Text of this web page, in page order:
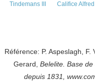
Tindemans III Califice Alfred
Référence: P. Aspeslagh,
Gerard, Belelite. Base de
depuis 1831,